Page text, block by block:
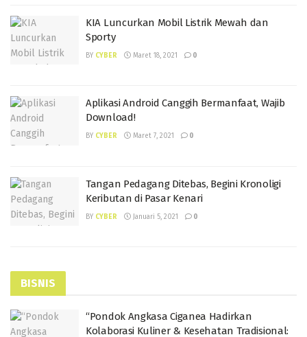
KIA Luncurkan Mobil Listrik Mewah dan
Sporty
BY CYBER Maret 18, 2021 0
Aplikasi Android Canggih Bermanfaat, Wajib
Download!
BY CYBER Maret 7, 2021 0
Tangan Pedagang Ditebas, Begini Kronoligi
Keributan di Pasar Kenari
BY CYBER Januari 5, 2021 0
BISNIS
“Pondok Angkasa Ciganea Hadirkan
Kolaborasi Kuliner & Kesehatan Tradisional: